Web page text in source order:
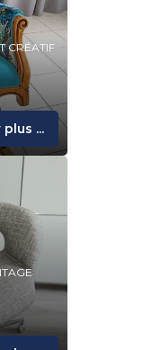
CRÉATIF
...